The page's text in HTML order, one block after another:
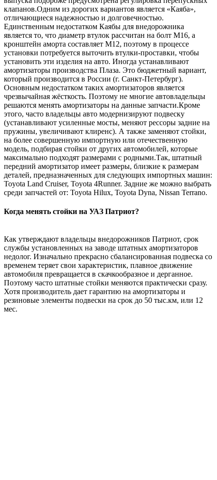
клапанов.Одним из дорогих вариантов является «Каяба»,
отличающиеся надежностью и долговечностью.
Единственным недостатком Каябы для внедорожника
является то, что диаметр втулок рассчитан на болт М16, а
кронштейн аморта составляет М12, поэтому в процессе
установки потребуется выточить втулки-проставки, чтобы
установить эти изделия на авто. Иногда устанавливают
амортизаторы производства Плаза. Это бюджетный вариант,
который производится в России (г. Санкт-Петербург).
Основным недостатком таких амортизаторов является
чрезвычайная жёсткость. Поэтому не многие автовладельцы
решаются менять амортизаторы на данные запчасти.Кроме
этого, часто владельцы авто модернизируют подвеску
(устанавливают усиленные мосты, меняют рессоры задние на
пружины, увеличивают клиренс). А также заменяют стойки,
на более совершенную импортную или отечественную
модель, подбирая стойки от других автомобилей, которые
максимально подходят размерами с родными.Так, штатный
передний амортизатор имеет размеры, близкие к размерам
деталей, предназначенных для следующих импортных машин:
Toyota Land Cruiser, Toyota 4Runner. Задние же можно выбрать
среди запчастей от: Toyota Hilux, Toyota Dyna, Nissan Terrano.
Когда менять стойки на УАЗ Патриот?
Как утверждают владельцы внедорожников Патриот, срок
службы установленных на заводе штатных амортизаторов
недолог. Изначально прекрасно сбалансированная подвеска со
временем теряет свои характеристик, плавное движение
автомобиля превращается в скачкообразное и дерганное.
Поэтому часто штатные стойки меняются практически сразу.
Хотя производитель дает гарантию на амортизаторы и
резиновые элементы подвески на срок до 50 тыс.км, или 12
мес.